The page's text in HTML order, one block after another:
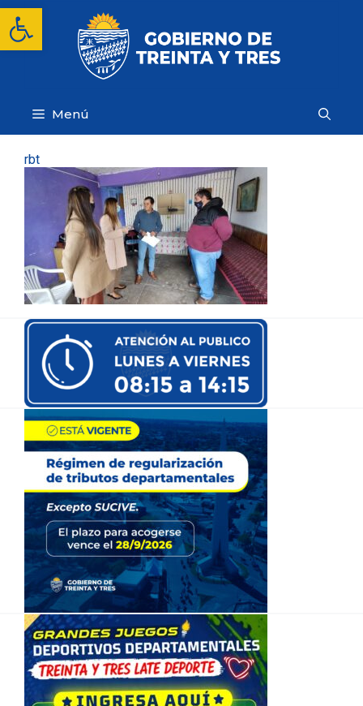
Abrir barra de herramientas
Saltar
contenido
Menú
rbt